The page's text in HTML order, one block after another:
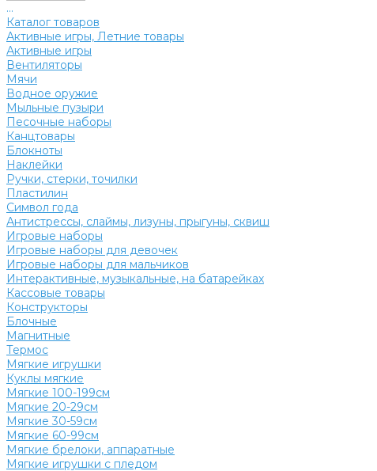
...
Каталог товаров
Активные игры, Летние товары
Активные игры
Вентиляторы
Мячи
Водное оружие
Мыльные пузыри
Песочные наборы
Канцтовары
Блокноты
Наклейки
Ручки, стерки, точилки
Пластилин
Символ года
Антистрессы, слаймы, лизуны, прыгуны, сквиш
Игровые наборы
Игровые наборы для девочек
Игровые наборы для мальчиков
Интерактивные, музыкальные, на батарейках
Кассовые товары
Конструкторы
Блочные
Магнитные
Термос
Мягкие игрушки
Куклы мягкие
Мягкие 100-199см
Мягкие 20-29см
Мягкие 30-59см
Мягкие 60-99см
Мягкие брелоки, аппаратные
Мягкие игрушки с пледом